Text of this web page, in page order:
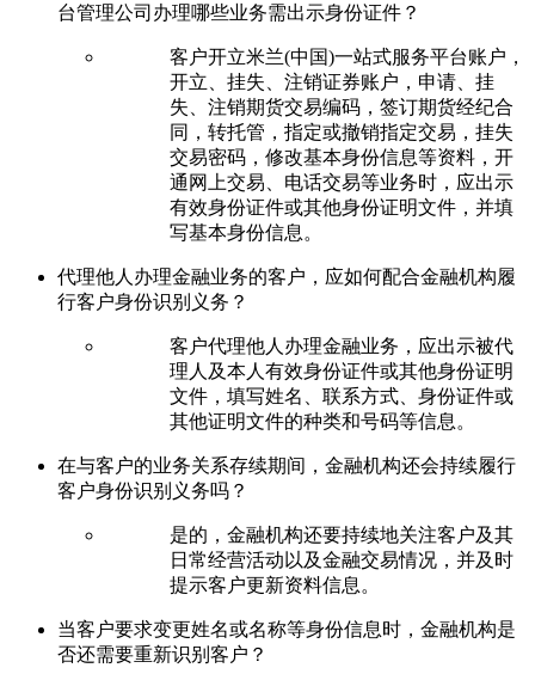
台管理公司办理哪些业务需出示身份证件？
客户开立米兰(中国)一站式服务平台账户，
开立、挂失、注销证券账户，申请、挂
失、注销期货交易编码，签订期货经纪合
同，转托管，指定或撤销指定交易，挂失
交易密码，修改基本身份信息等资料，开
通网上交易、电话交易等业务时，应出示
有效身份证件或其他身份证明文件，并填
写基本身份信息。
代理他人办理金融业务的客户，应如何配合金融机构履
行客户身份识别义务？
客户代理他人办理金融业务，应出示被代
理人及本人有效身份证件或其他身份证明
文件，填写姓名、联系方式、身份证件或
其他证明文件的种类和号码等信息。
在与客户的业务关系存续期间，金融机构还会持续履行
客户身份识别义务吗？
是的，金融机构还要持续地关注客户及其
日常经营活动以及金融交易情况，并及时
提示客户更新资料信息。
当客户要求变更姓名或名称等身份信息时，金融机构是
否还需要重新识别客户？